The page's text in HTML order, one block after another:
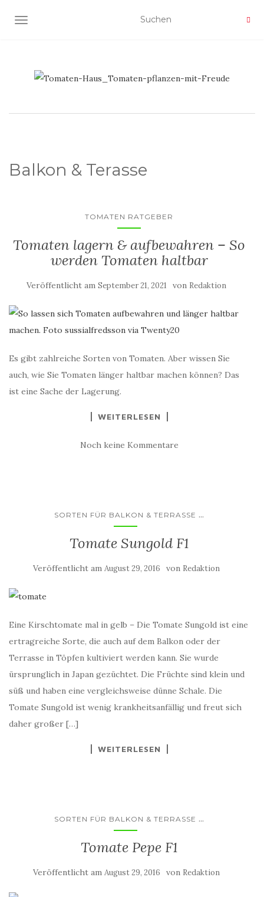
NAVIGATION UMSCHALTEN
Balkon & Terasse
TOMATEN RATGEBER
Tomaten lagern & aufbewahren – So
werden Tomaten haltbar
Veröffentlicht am September 21, 2021 von Redaktion
Es gibt zahlreiche Sorten von Tomaten. Aber wissen Sie
auch, wie Sie Tomaten länger haltbar machen können? Das
ist eine Sache der Lagerung.
WEITERLESEN
Noch keine Kommentare
SORTEN FÜR BALKON & TERRASSE ...
Tomate Sungold F1
Veröffentlicht am August 29, 2016 von Redaktion
Eine Kirschtomate mal in gelb – Die Tomate Sungold ist eine
ertragreiche Sorte, die auch auf dem Balkon oder der
Terrasse in Töpfen kultiviert werden kann. Sie wurde
ürsprunglich in Japan gezüchtet. Die Früchte sind klein und
süß und haben eine vergleichsweise dünne Schale. Die
Tomate Sungold ist wenig krankheitsanfällig und freut sich
daher großer […]
WEITERLESEN
SORTEN FÜR BALKON & TERRASSE ...
Tomate Pepe F1
Veröffentlicht am August 29, 2016 von Redaktion